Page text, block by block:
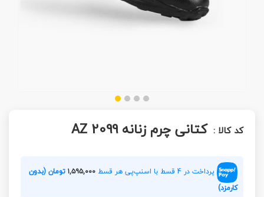
کد کالا : کتانی چرم زنانه AZ 2099
پرداخت در 4 قسط با اسنپ‌پی هر قسط ۱,۵۹۵,۰۰۰تومان (بدون
کارمزد)